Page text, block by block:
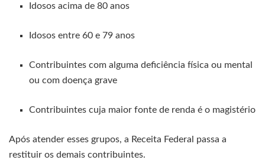
Idosos acima de 80 anos
Idosos entre 60 e 79 anos
Contribuintes com alguma deficiência física ou mental
ou com doença grave
Contribuintes cuja maior fonte de renda é o magistério
Após atender esses grupos, a Receita Federal passa a
restituir os demais contribuintes.